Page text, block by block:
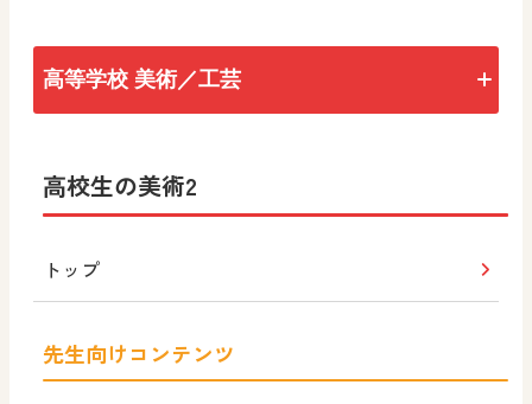
高等学校 美術／工芸
高校生の美術1
高校美術
高校生の美術2
トップ
先生向けコンテンツ